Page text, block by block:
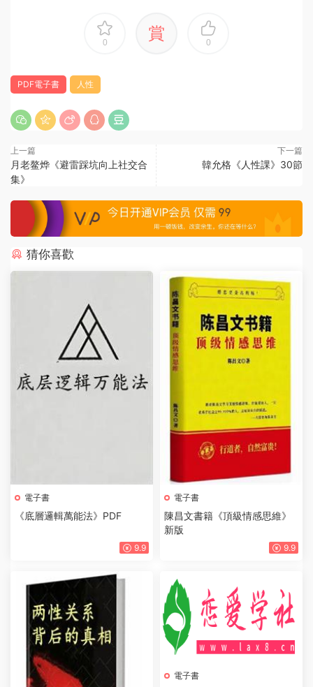
0 賞 0
PDF電子書 人性
上一篇
月老鳌烨《避雷踩坑向上社交合
集》
下一篇
韓允格《人性課》30節
猜你喜歡
電子書
《底層邏輯萬能法》PDF
9.9
電子書
陳昌文書籍《頂級情感思維》
新版
9.9